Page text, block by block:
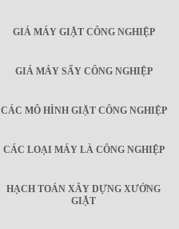
GIÁ MÁY GIẶT CÔNG NGHIỆP
GIÁ MÁY SẤY CÔNG NGHIỆP
CÁC MÔ HÌNH GIẶT CÔNG NGHIỆP
CÁC LOẠI MÁY LÀ CÔNG NGHIỆP
HẠCH TOÁN XÂY DỰNG XƯỞNG
GIẶT